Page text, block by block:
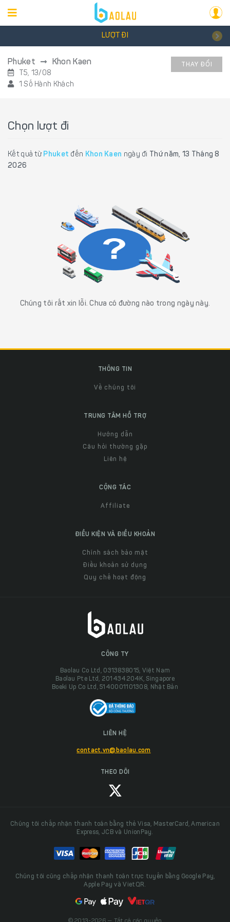
LƯỢT ĐI
Phuket Khon Kaen
T5, 13/08
1 Số Hành Khách
THAY ĐỔI
Chọn lượt đi
Kết quả từ Phuket đến Khon Kaen ngày đi Thứ năm, 13 Tháng 8
2026
Chúng tôi rất xin lỗi. Chưa có đường nào trong ngày này.
THÔNG TIN
Về chúng tôi
TRUNG TÂM HỖ TRỢ
Hướng dẫn
Câu hỏi thường gặp
Liên hệ
CỘNG TÁC
Affiliate
ĐIỀU KIỆN VÀ ĐIỀU KHOẢN
Chính sách bảo mật
Điều khoản sử dụng
Quy chế hoạt động
CÔNG TY
Baolau Co Ltd, 0313838015, Việt Nam
Baolau Pte Ltd, 201434204K, Singapore
Boeki Up Co Ltd, 5140001101308, Nhật Bản
LIÊN HỆ
contact.vn@baolau.com
THEO DÕI
Chúng tôi chấp nhận thanh toán bằng thẻ Visa, MasterCard, American
Express, JCB và UnionPay.
Chúng tôi cũng chấp nhận thanh toán trực tuyến bằng Google Pay,
Apple Pay và VietQR.